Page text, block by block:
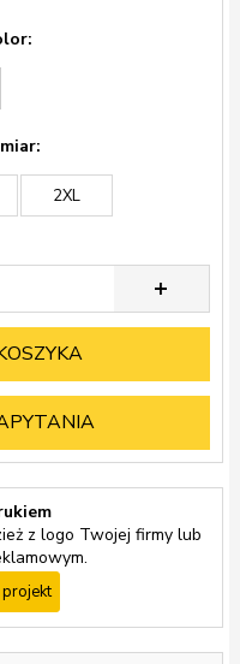
2XL
+
z logo Twojej firmy lub